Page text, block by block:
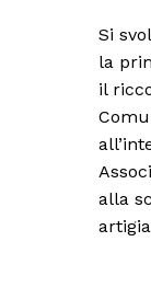
Si
la
il
alla